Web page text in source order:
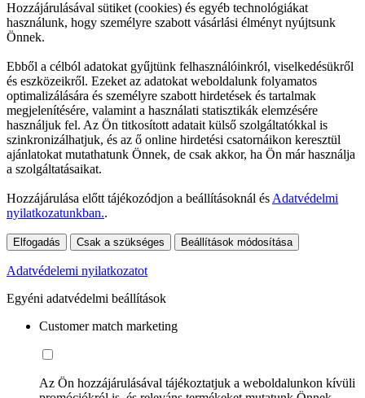
Hozzájárulásával sütiket (cookies) és egyéb technológiákat
használunk, hogy személyre szabott vásárlási élményt nyújtsunk
Önnek.
Ebből a célból adatokat gyűjtünk felhasználóinkról, viselkedésükről
és eszközeikről. Ezeket az adatokat weboldalunk folyamatos
optimalizálására és személyre szabott hirdetések és tartalmak
megjelenítésére, valamint a használati statisztikák elemzésére
használjuk fel. Az Ön titkosított adatait külső szolgáltatókkal is
szinkronizálhatjuk, és az ő online hirdetési csatornáikon keresztül
ajánlatokat mutathatunk Önnek, de csak akkor, ha Ön már használja
a szolgáltatásaikat.
Hozzájárulása előtt tájékozódjon a beállításoknál és Adatvédelmi
nyilatkozatunkban..
Elfogadás Csak a szükséges Beállítások módosítása
Adatvédelemi nyilatkozatot
Egyéni adatvédelmi beállítások
Customer match marketing
Az Ön hozzájárulásával tájékoztatjuk a weboldalunkon kívüli